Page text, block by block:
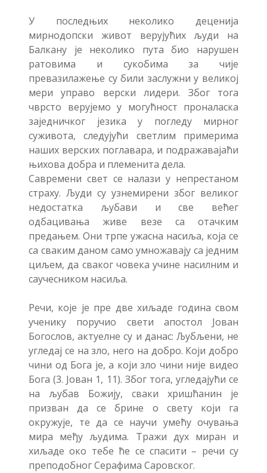
У последњих неколико деценија
мирнодопски живот верујућих људи на
Балкану је неколико пута био нарушен
ратовима и сукобима за чије
превазилажење су били заслужни у великој
мери управо верски лидери. Због тога
чврсто верујемо у могућност проналаска
заједничког језика у погледу мирног
суживота, следујући светлим примерима
наших верских поглавара, и подражавајаћи
њихова добра и племенита дела.
Савремени свет се налази у непрестаном
страху. Људи су узнемирени због великог
недостатка љубави и све већег
одбацивања живе везе са отачким
предањем. Они трпе ужасна насиља, која се
са сваким даном само умножавају са једним
циљем, да сваког човека учине насилним и
саучесником насиља.
Речи, које је пре две хиљаде година свом
ученику поручио свети апостол Јован
Богослов, актуелне су и данас: Љубљени, не
угледај се на зло, него на добро. Који добро
чини од Бога је, а који зло чини није видео
Бога (3. Јован 1, 11). Због тога, угледајући се
на љубав Божију, сваки хришћанин је
призван да се брине о свету који га
окружује, те да се научи умећу очувања
мира међу људима. Тражи дух миран и
хиљаде око тебе ће се спасити – речи су
преподобног Серафима Саровског.